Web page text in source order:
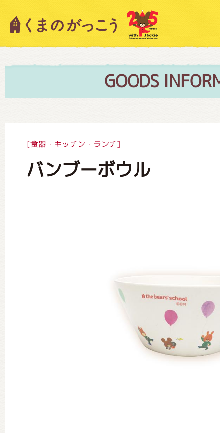
GOODS
[食器・キッチン・ランチ]
バンブーボウル
キャラクター紹介
絵本・作家紹介
ミュージカル・コンサート
おたのしみコンテンツ(クイズ・